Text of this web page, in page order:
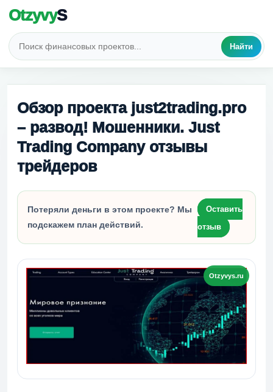
OtzyvyS
Найти
Обзор проекта just2trading.pro
– развод! Мошенники. Just
Trading Company отзывы
трейдеров
Потеряли деньги в этом проекте? Мы
подскажем план действий.
Оставить
отзыв